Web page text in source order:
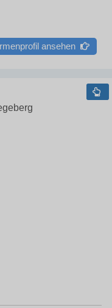
ansehen